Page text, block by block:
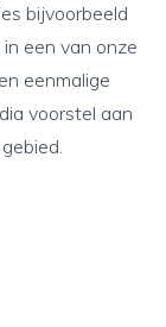
bijvoorbeeld
een van onze
eenmalige
voorstel aan